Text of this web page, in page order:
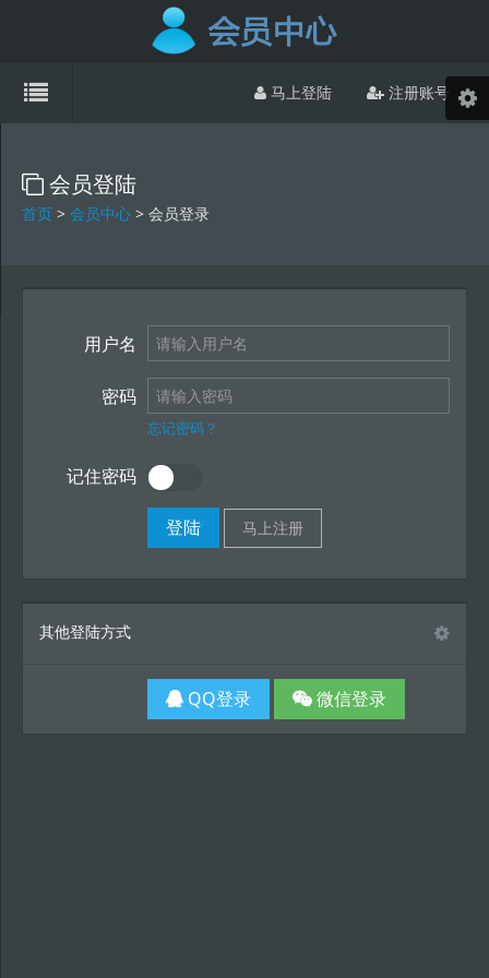
马上登陆 注册账号
会员登陆
首页 > 会员中心 > 会员登录
用户名
密码
忘记密码？
记住密码
其他登陆方式
QQ登录 微信登录